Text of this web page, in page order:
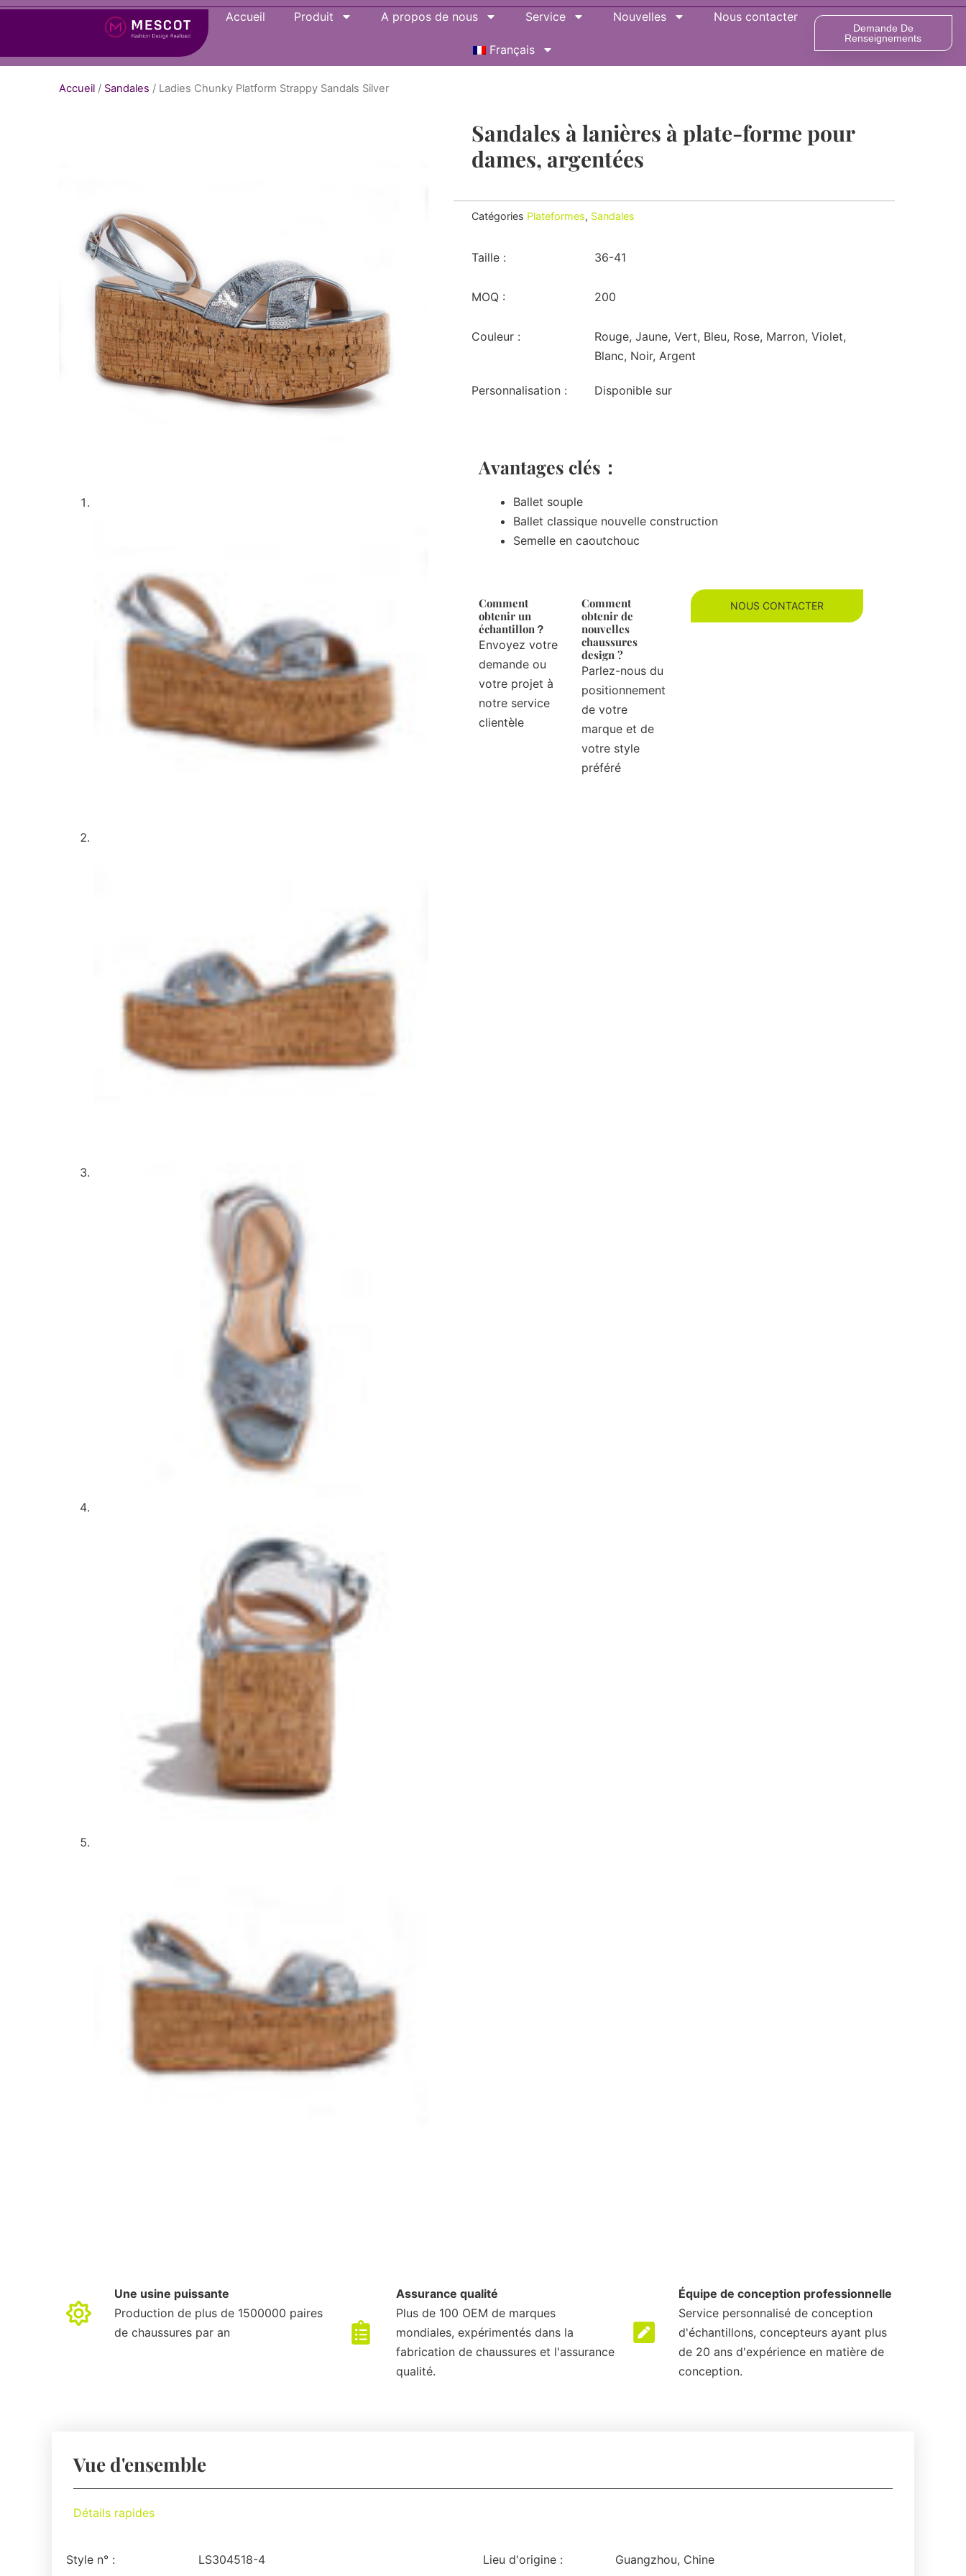
Accueil Produit A propos de nous Service Nouvelles Nous contacter
Français
Demande De
Renseignements
Accueil / Sandales / Ladies Chunky Platform Strappy Sandals Silver
Sandales à lanières à plate-forme pour
dames, argentées
Catégories Plateformes, Sandales
Taille : 36-41
MOQ : 200
Couleur :
Rouge, Jaune, Vert, Bleu, Rose, Marron, Violet,
Blanc, Noir, Argent
Personnalisation : Disponible sur
Avantages clés：
Ballet souple
Ballet classique nouvelle construction
Semelle en caoutchouc
Comment
obtenir un
échantillon？
Envoyez votre
demande ou
votre projet à
notre service
clientèle
Comment
obtenir de
nouvelles
chaussures
design ?
Parlez-nous du
positionnement
de votre
marque et de
votre style
préféré
NOUS CONTACTER
Une usine puissante
Production de plus de 1500000 paires
de chaussures par an
Assurance qualité
Plus de 100 OEM de marques
mondiales, expérimentés dans la
fabrication de chaussures et l'assurance
qualité.
Équipe de conception professionnelle
Service personnalisé de conception
d'échantillons, concepteurs ayant plus
de 20 ans d'expérience en matière de
conception.
Vue d'ensemble
Détails rapides
Style n° : LS304518-4 Lieu d'origine : Guangzhou, Chine